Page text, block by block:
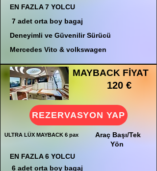
EN FAZLA 7 YOLCU
7 adet orta boy bagaj
Deneyimli ve Güvenilir Sürücü
Mercedes Vito & volkswagen
MAYBACK FİYAT
120 €
REZERVASYON YAP
ULTRA LÜX MAYBACK 6 pax
Araç Başı/Tek
Yön
EN FAZLA 6 YOLCU
6 adet orta boy bagaj